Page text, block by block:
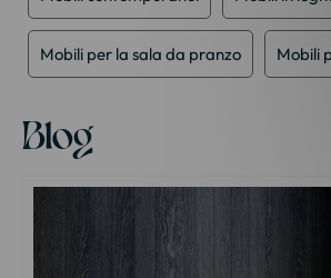
Mobili per la sala da pranzo Mobili
Blog